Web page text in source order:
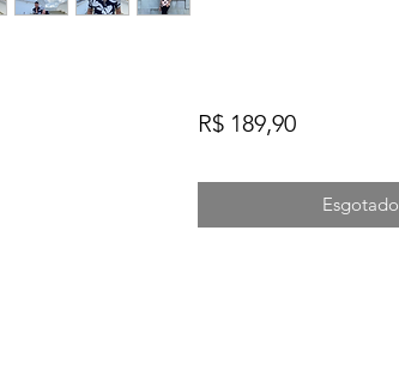
R$ 189,90Preço
Esgotado